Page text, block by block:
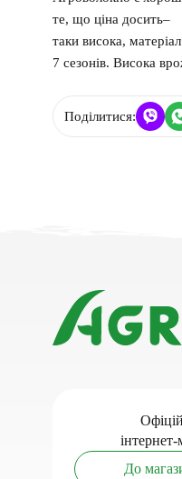
те, що ціна досить–
таки висока, матеріал
7 сезонів. Висока
Поділитися:
До